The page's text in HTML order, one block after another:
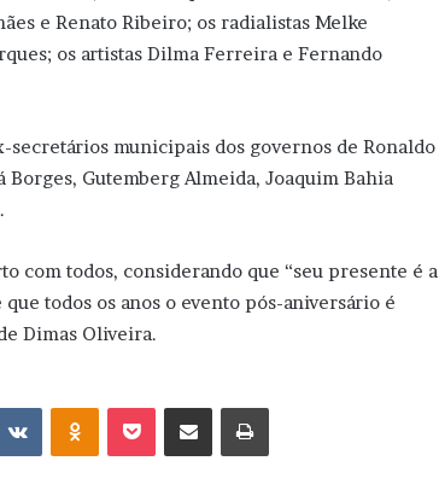
e Renato Ribeiro; os radialistas Melke
os artistas Dilma Ferreira e Fernando
municipais dos governos de Ronaldo
Gutemberg Almeida, Joaquim Bahia
com todos, considerando que “seu presente é a
todos os anos o evento pós-aniversário é
Dimas Oliveira.
VK OK